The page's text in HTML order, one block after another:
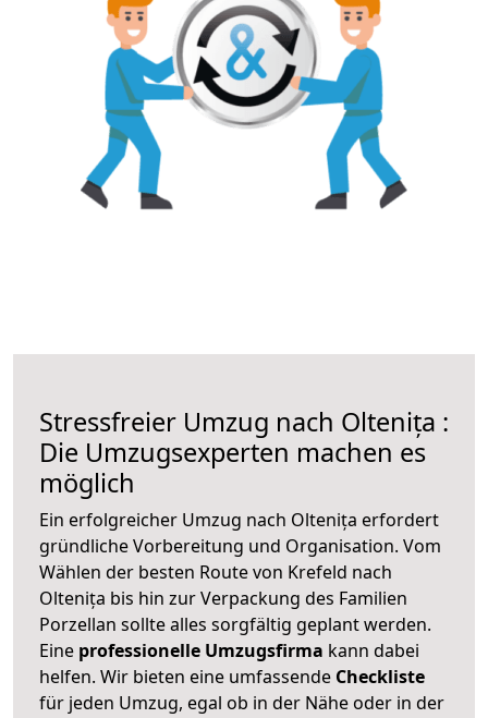
Stressfreier Umzug nach Oltenița :
Die Umzugsexperten machen es
möglich
Ein erfolgreicher Umzug nach Oltenița erfordert
gründliche Vorbereitung und Organisation. Vom
Wählen der besten Route von Krefeld nach
Oltenița bis hin zur Verpackung des Familien
Porzellan sollte alles sorgfältig geplant werden.
Eine professionelle Umzugsfirma kann dabei
helfen. Wir bieten eine umfassende Checkliste
für jeden Umzug, egal ob in der Nähe oder in der